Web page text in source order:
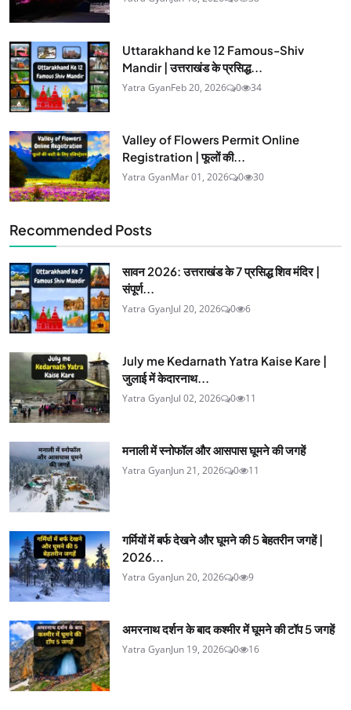
Uttarakhand ke 12 Famous-Shiv
Mandir | उत्तराखंड के प्रसिद्ध...
Yatra GyanFeb 20, 2026 0 34
Valley of Flowers Permit Online
Registration | फूलों की...
Yatra GyanMar 01, 2026 0 30
Recommended Posts
सावन 2026: उत्तराखंड के 7 प्रसिद्ध शिव मंदिर |
संपूर्ण...
Yatra GyanJul 20, 2026 0 6
July me Kedarnath Yatra Kaise Kare |
जुलाई में केदारनाथ...
Yatra GyanJul 02, 2026 0 11
मनाली में स्नोफॉल और आसपास घूमने की जगहें
Yatra GyanJun 21, 2026 0 11
गर्मियों में बर्फ देखने और घूमने की 5 बेहतरीन जगहें |
2026...
Yatra GyanJun 20, 2026 0 9
अमरनाथ दर्शन के बाद कश्मीर में घूमने की टॉप 5 जगहें
Yatra GyanJun 19, 2026 0 16